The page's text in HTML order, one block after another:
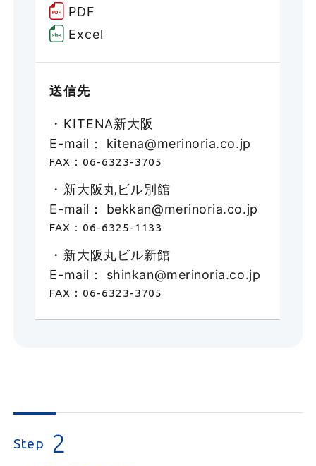
PDF
Excel
送信先
・KITENA新大阪
E-mail： kitena@merinoria.co.jp
FAX：06-6323-3705
・新大阪丸ビル別館
E-mail： bekkan@merinoria.co.jp
FAX：06-6325-1133
・新大阪丸ビル新館
E-mail： shinkan@merinoria.co.jp
FAX：06-6323-3705
Step 2